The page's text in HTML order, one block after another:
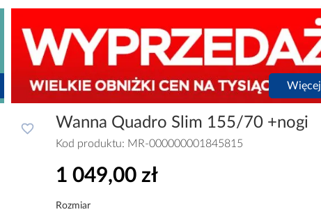
Więcej
Wanna Quadro Slim 155/70 +nogi
Kod produktu: MR-000000001845815
1 049,00 zł
Rozmiar